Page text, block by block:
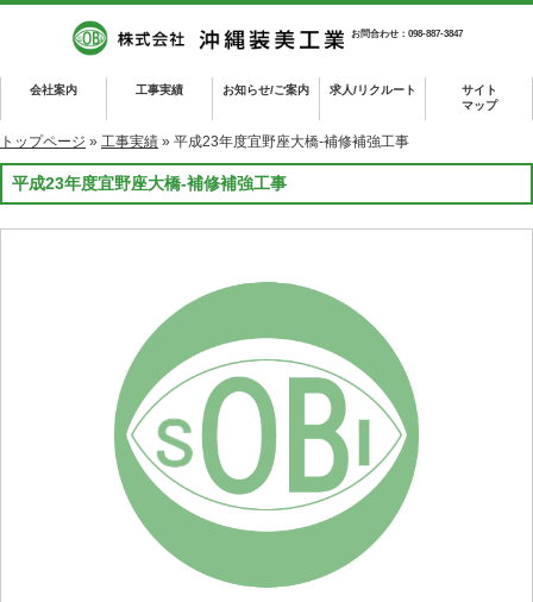
お問合わせ：098-887-3847
会社案内 工事実績 お知らせ/ご案内 求人/リクルート
サイト
マップ
トップページ » 工事実績 » 平成23年度宜野座大橋-補修補強工事
平成23年度宜野座大橋-補修補強工事